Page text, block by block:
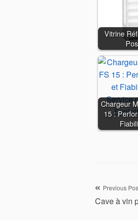
Vitrine
Chargeur
15 :
Previous
Cave à vin